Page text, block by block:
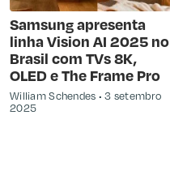
Samsung apresenta
linha Vision AI 2025 no
Brasil com TVs 8K,
OLED e The Frame Pro
William Schendes
3 setembro
2025